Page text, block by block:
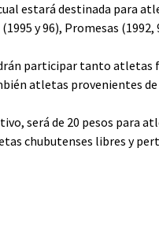
estará destinada para
y 96), Promesas (1992,
participar tanto atletas
atletas provenientes
será de 20 pesos para
chubutenses libres y